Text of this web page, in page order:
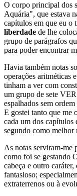
O corpo principal dos
Aquária", que estava
capítulos em que eu o
liberdade de lhe
grupo de parágrafos
para poder encontrar
Havia também notas
operações aritméticas
tinham a ver com
um grupo de sete
espalhados sem
E gostei tanto que me
cada um dos
segundo como melhor
As notas serviram-me
como foi se gestando
cabeça e outro
fantasioso;
extraterrenos ou à